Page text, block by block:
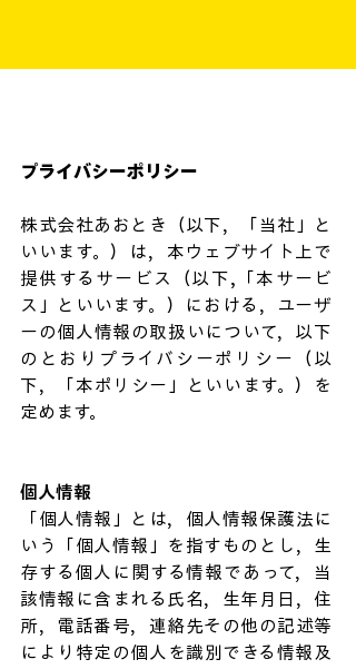
プライバシーポリシー
株式会社あおとき（以下，「当社」と
いいます。）は，本ウェブサイト上で
提供するサービス（以下,「本サービ
ス」といいます。）における，ユーザ
ーの個人情報の取扱いについて，以下
のとおりプライバシーポリシー（以
下，「本ポリシー」といいます。）を
定めます。
個人情報
「個人情報」とは，個人情報保護法に
いう「個人情報」を指すものとし，生
存する個人に関する情報であって，当
該情報に含まれる氏名，生年月日，住
所，電話番号，連絡先その他の記述等
により特定の個人を識別できる情報及